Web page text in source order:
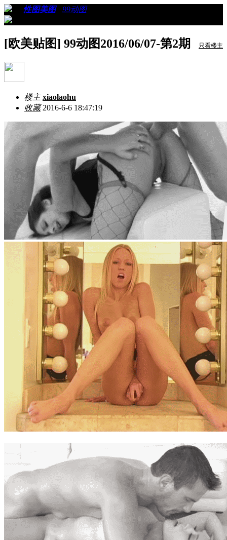
性图美图 99动图
[欧美贴图] 99动图2016/06/07-第2期 只看楼主
楼主 xiaolaohu
收藏2016-6-6 18:47:19